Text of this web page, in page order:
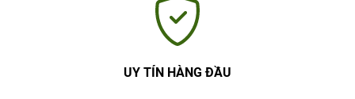
UY TÍN HÀNG ĐẦU